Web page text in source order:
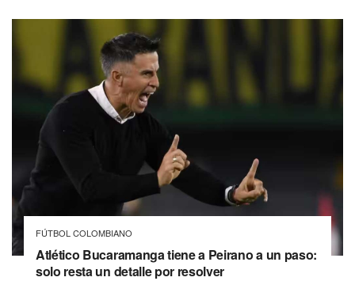
FÚTBOL COLOMBIANO
Atlético Bucaramanga tiene a Peirano a un paso:
solo resta un detalle por resolver